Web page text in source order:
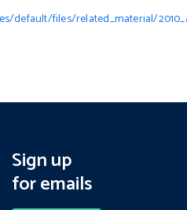
default/files/related_material/
Sign up
for emails